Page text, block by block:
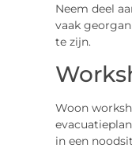
Neem deel
vaak
te zijn.
Woon
in een